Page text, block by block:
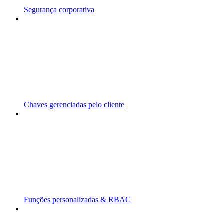
Segurança corporativa
Chaves gerenciadas pelo cliente
Funções personalizadas & RBAC